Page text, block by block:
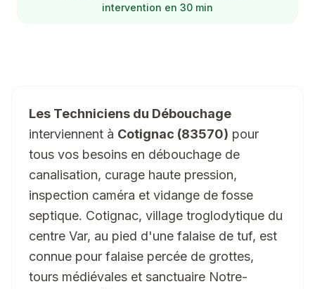
intervention en 30 min
Les Techniciens du Débouchage
interviennent à Cotignac (83570) pour
tous vos besoins en débouchage de
canalisation, curage haute pression,
inspection caméra et vidange de fosse
septique. Cotignac, village troglodytique du
centre Var, au pied d'une falaise de tuf, est
connue pour falaise percée de grottes,
tours médiévales et sanctuaire Notre-